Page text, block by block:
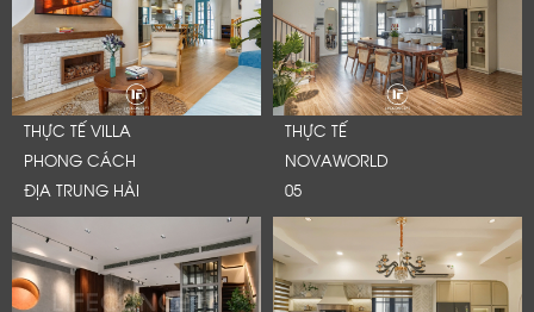
THỰC TẾ VILLA
PHONG CÁCH
ĐỊA TRUNG HẢI
THỰC TẾ
NOVAWORLD
05